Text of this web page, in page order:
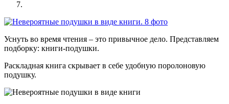
Уснуть во время чтения – это привычное дело. Представляем
подборку: книги-подушки.
Раскладная книга скрывает в себе удобную поролоновую
подушку.